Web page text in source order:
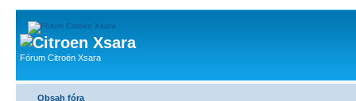
Fórum Citroën Xsara
Obsah fóra